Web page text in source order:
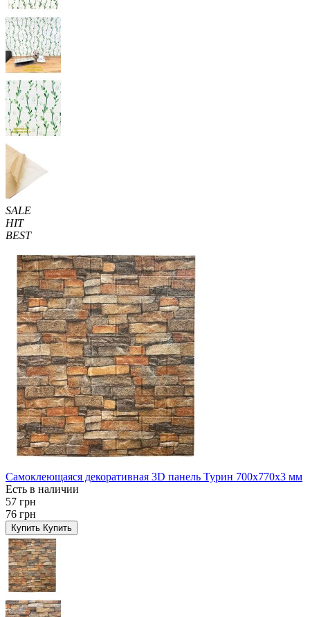
SALE
HIT
BEST
Самоклеющаяся декоративная 3D панель Турин 700x770x3 мм
Есть в наличии
57 грн
76 грн
Купить Купить